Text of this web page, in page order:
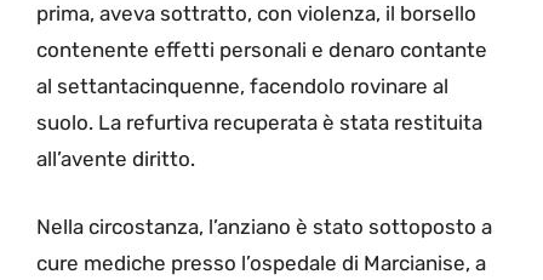
prima, aveva sottratto, con violenza, il borsello
contenente effetti personali e denaro contante
al settantacinquenne, facendolo rovinare al
suolo. La refurtiva recuperata è stata restituita
all’avente diritto.
Nella circostanza, l’anziano è stato sottoposto a
cure mediche presso l’ospedale di Marcianise, a